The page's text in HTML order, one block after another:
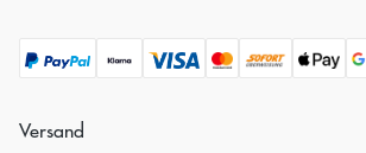
Versand